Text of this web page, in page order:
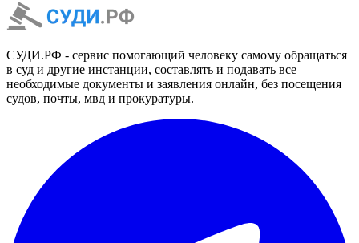
СУДИ.РФ - сервис помогающий человеку самому обращаться
в суд и другие инстанции, составлять и подавать все
необходимые документы и заявления онлайн, без посещения
судов, почты, мвд и прокуратуры.